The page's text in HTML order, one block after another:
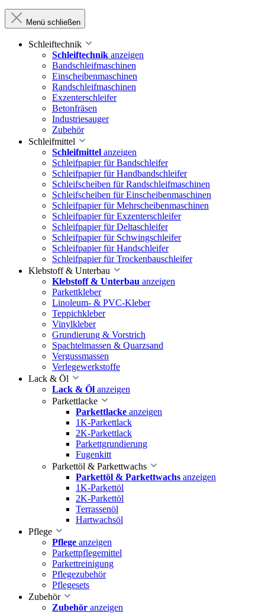
Menü schließen
Schleiftechnik
Schleiftechnik anzeigen
Bandschleifmaschinen
Einscheibenmaschinen
Randschleifmaschinen
Exzenterschleifer
Betonfräsen
Industriesauger
Zubehör
Schleifmittel
Schleifmittel anzeigen
Schleifpapier für Bandschleifer
Schleifpapier für Handbandschleifer
Schleifscheiben für Randschleifmaschinen
Schleifscheiben für Einscheibenmaschinen
Schleifpapier für Mehrscheibenmaschinen
Schleifpapier für Exzenterschleifer
Schleifpapier für Deltaschleifer
Schleifpapier für Schwingschleifer
Schleifpapier für Handschleifer
Schleifpapier für Trockenbauschleifer
Klebstoff & Unterbau
Klebstoff & Unterbau anzeigen
Parkettkleber
Linoleum- & PVC-Kleber
Teppichkleber
Vinylkleber
Grundierung & Vorstrich
Spachtelmassen & Quarzsand
Vergussmassen
Verlegewerkstoffe
Lack & Öl
Lack & Öl anzeigen
Parkettlacke
Parkettlacke anzeigen
1K-Parkettlack
2K-Parkettlack
Parkettgrundierung
Fugenkitt
Parkettöl & Parkettwachs
Parkettöl & Parkettwachs anzeigen
1K-Parkettöl
2K-Parkettöl
Terrassenöl
Hartwachsöl
Pflege
Pflege anzeigen
Parkettpflegemittel
Parkettreinigung
Pflegezubehör
Pflegesets
Zubehör
Zubehör anzeigen